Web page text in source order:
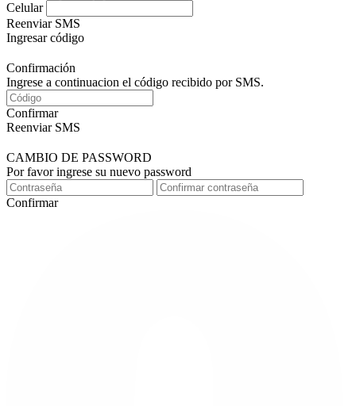
Celular
Reenviar SMS
Ingresar código
Confirmación
Ingrese a continuacion el código recibido por SMS.
Confirmar
Reenviar SMS
CAMBIO DE PASSWORD
Por favor ingrese su nuevo password
Confirmar